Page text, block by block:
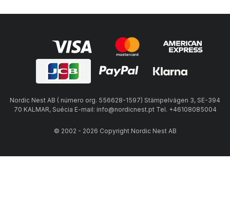
Nordic Nest AB ( número org. 556628-1597) Stämpelvägen 3, SE-394
70 KALMAR, Suécia E-mail: info@nordicnest.pt Tel. +46108085004
© 2002 - 2026 Copyright Nordic Nest AB